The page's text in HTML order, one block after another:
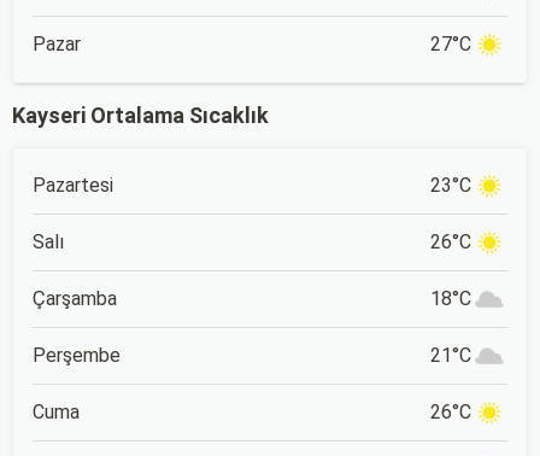
Pazar 27°C
Kayseri Ortalama Sıcaklık
Pazartesi 23°C
Salı 26°C
Çarşamba 18°C
Perşembe 21°C
Cuma 26°C